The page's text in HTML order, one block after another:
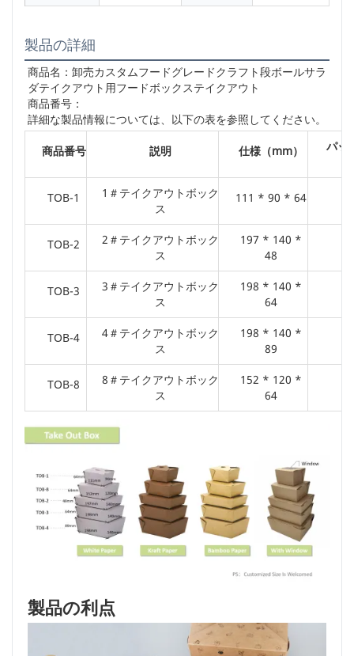
製品の詳細
商品名： 卸売カスタムフードグレードクラフト段ボールサラ
ダテイクアウト用フードボックステイクアウト
商品番号：
詳細な製品情報については、以下の表を参照してください。
商品番号 説明 仕様（mm） パッ
TOB-1
1＃テイクアウトボック
ス
111 * 90 * 64
TOB-2
2＃テイクアウトボック
ス
197 * 140 *
48
TOB-3
3＃テイクアウトボック
ス
198 * 140 *
64
TOB-4
4＃テイクアウトボック
ス
198 * 140 *
89
TOB-8
8＃テイクアウトボック
ス
152 * 120 *
64
製品の利点